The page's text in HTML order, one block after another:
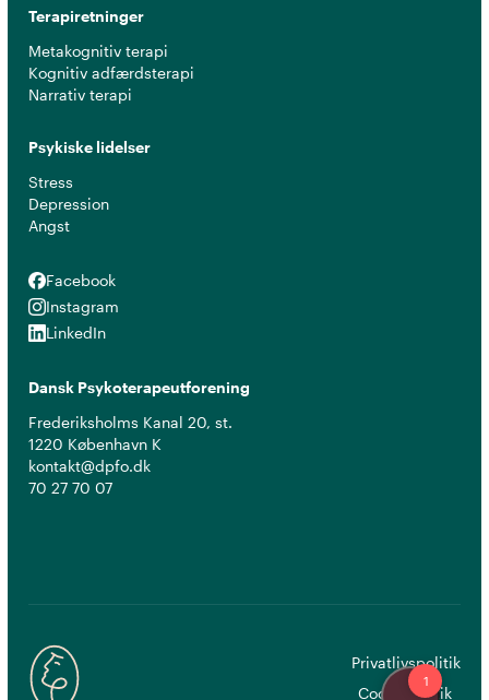
Terapiretninger
Metakognitiv terapi
Kognitiv adfærdsterapi
Narrativ terapi
Psykiske lidelser
Stress
Depression
Angst
Facebook
Facebook
Instagram
Instagram
LinkedIn
LinkedIn
Dansk Psykoterapeutforening
Frederiksholms Kanal 20, st.
1220 København K
kontakt@dpfo.dk
70 27 70 07
Privatlivspolitik
Cookiepolitik